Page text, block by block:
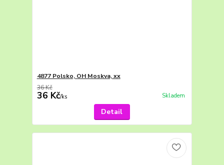
4877 Polsko, OH Moskva, xx
36 Kč
36 Kč/ks Skladem
Detail